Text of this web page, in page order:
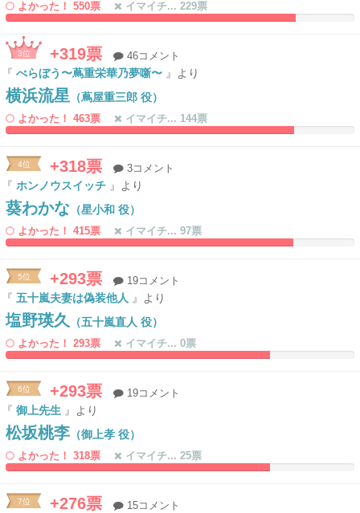
よかった！ 550票
イマイチ... 229票
83.160621761658%
0%
3位 +319票 46コメント
『 べらぼう〜蔦重栄華乃夢噺〜 』より
横浜流星 （蔦屋重三郎 役）
よかった！ 463票
イマイチ... 144票
82.642487046632%
0%
4位 +318票 3コメント
『 ホンノウスイッチ 』より
葵わかな （星小和 役）
よかった！ 415票
イマイチ... 97票
82.383419689119%
0%
5位 +293票 19コメント
『 五十嵐夫妻は偽装他人 』より
塩野瑛久 （五十嵐直人 役）
よかった！ 293票
イマイチ... 0票
75.906735751295%
0%
6位 +293票 19コメント
『 御上先生 』より
松坂桃李 （御上孝 役）
よかった！ 318票
イマイチ... 25票
75.906735751295%
0%
7位 +276票 15コメント